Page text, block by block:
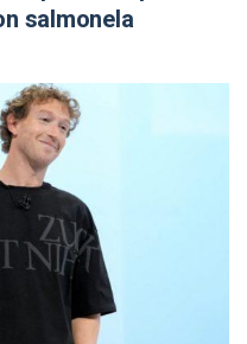
salmonela